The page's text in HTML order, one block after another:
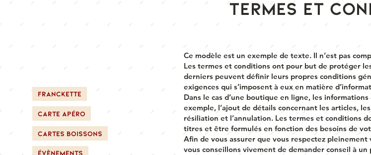
FRANCKETTE
CARTE APÉRO
CARTES BOISSONS
ÉVÈNEMENTS
Termes et
Ce modèle est un exemple de texte. Il n’est pas
Les termes et conditions ont pour but de protéger
derniers peuvent définir leurs propres conditions
exigences qui s’imposent à eux en matière
Dans le cas d’une boutique en ligne, les
exemple, l’ajout de détails concernant les articles,
résiliation et l’annulation. Les termes et conditions
titres et être formulés en fonction des besoins de
Afin de vous assurer que vous respectez pleinement
vous conseillons vivement de demander conseil à